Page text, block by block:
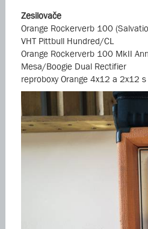
Zesilovače
Orange Rockerverb 100
VHT Pittbull Hundred/CL
Orange Rockerverb 100 MkII
Mesa/Boogie Dual Rectifier
reproboxy Orange 4x12 a 2x12